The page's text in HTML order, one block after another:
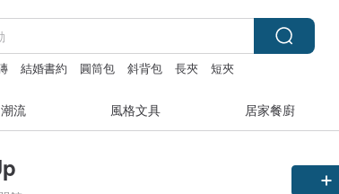
結婚書約 圓筒包 斜背包 長夾 短夾
流 風格文具 居家餐廚